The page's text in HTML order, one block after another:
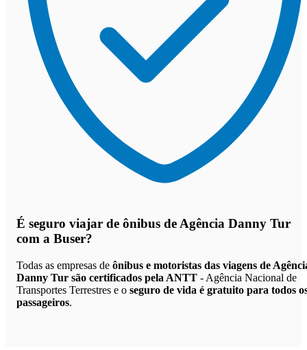
É seguro viajar de ônibus de Agência Danny Tur
com a Buser?
Todas as empresas de ônibus e motoristas das viagens de
Danny Tur são certificados pela ANTT - Agência Nacional de
Transportes Terrestres e o seguro de vida é gratuito para todos
passageiros.